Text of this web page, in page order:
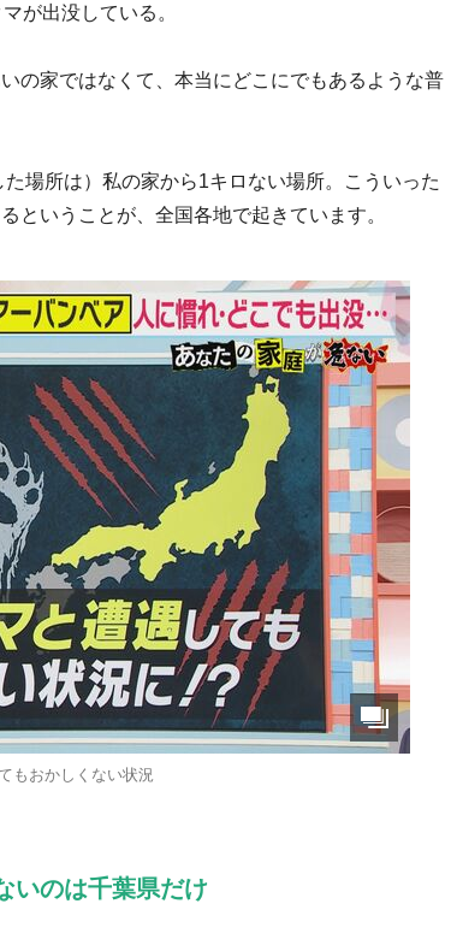
が出没している。
の家ではなくて、本当にどこにでもあるような普
場所は）私の家から1キロない場所。こういった
ということが、全国各地で起きています。
もおかしくない状況
いのは千葉県だけ